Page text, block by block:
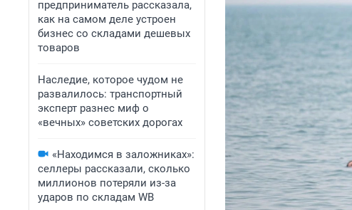
предприниматель рассказала,
как на самом деле устроен
бизнес со складами дешевых
товаров
Наследие, которое чудом не
развалилось: транспортный
эксперт разнес миф о
«вечных» советских дорогах
«Находимся в заложниках»:
селлеры рассказали, сколько
миллионов потеряли из-за
ударов по складам WB